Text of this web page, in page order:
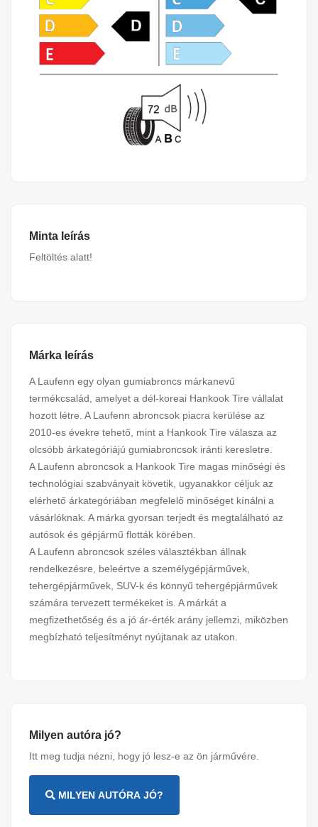
Minta leírás
Feltöltés alatt!
Márka leírás
A Laufenn egy olyan gumiabroncs márkanevű
termékcsalád, amelyet a dél-koreai Hankook Tire vállalat
hozott létre. A Laufenn abroncsok piacra kerülése az
2010-es évekre tehető, mint a Hankook Tire válasza az
olcsóbb árkategóriájú gumiabroncsok iránti keresletre.
A Laufenn abroncsok a Hankook Tire magas minőségi és
technológiai szabványait követik, ugyanakkor céljuk az
elérhető árkategóriában megfelelő minőséget kínálni a
vásárlóknak. A márka gyorsan terjedt és megtalálható az
autósok és gépjármű flották körében.
A Laufenn abroncsok széles választékban állnak
rendelkezésre, beleértve a személygépjárművek,
tehergépjárművek, SUV-k és könnyű tehergépjárművek
számára tervezett termékeket is. A márkát a
megfizethetőség és a jó ár-érték arány jellemzi, miközben
megbízható teljesítményt nyújtanak az utakon.
Milyen autóra jó?
Itt meg tudja nézni, hogy jó lesz-e az ön járművére.
MILYEN AUTÓRA JÓ?